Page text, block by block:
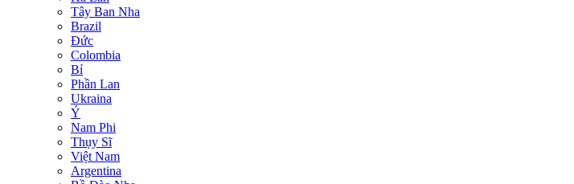
Tây Ban Nha
Brazil
Đức
Colombia
Bỉ
Phần Lan
Ukraina
Ý
Nam Phi
Thụy Sĩ
Việt Nam
Argentina